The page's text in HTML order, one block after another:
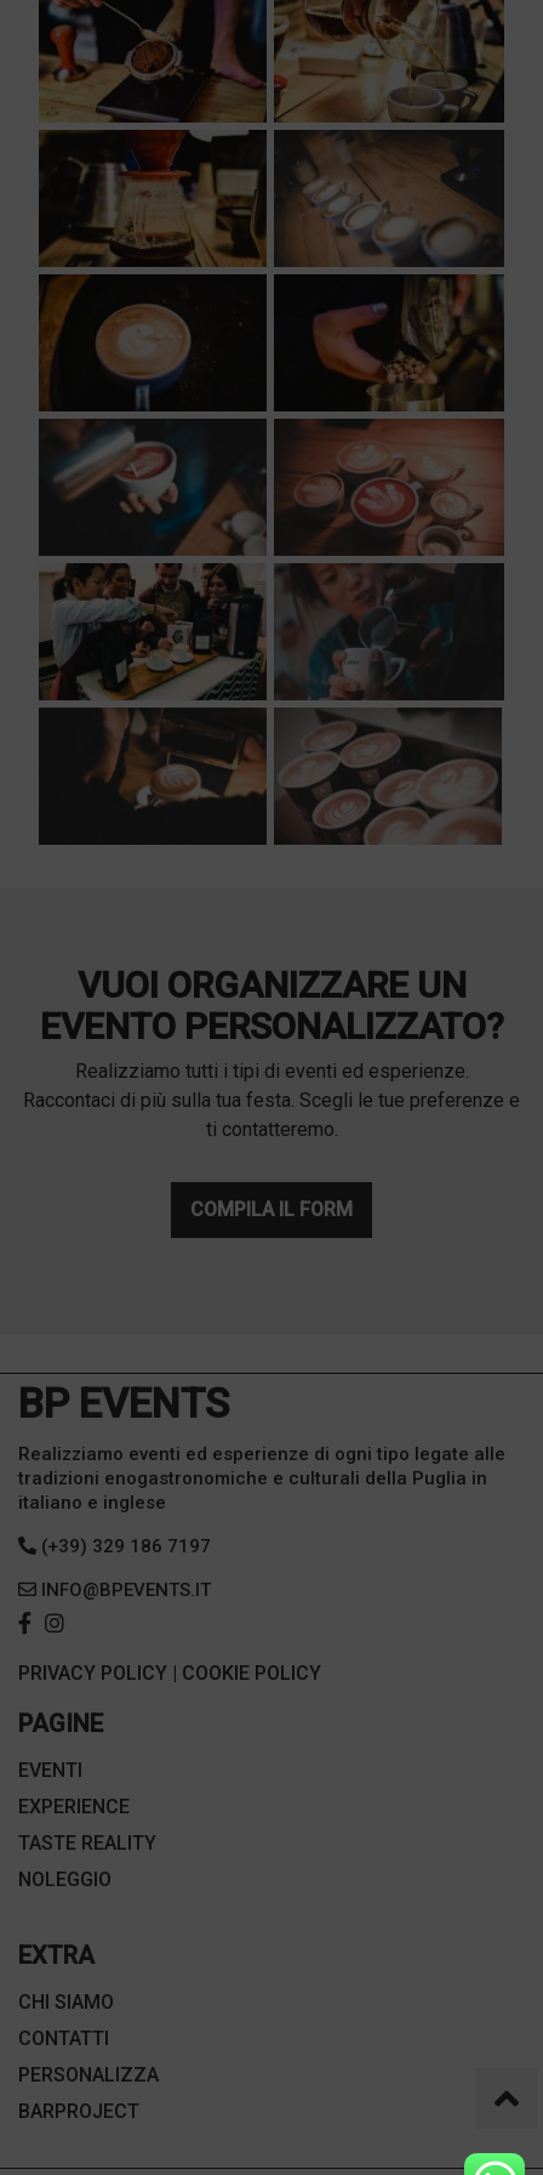
VUOI ORGANIZZARE UN
EVENTO PERSONALIZZATO?
Realizziamo tutti i tipi di eventi ed esperienze.
Raccontaci di più sulla tua festa. Scegli le tue preferenze e
ti contatteremo.
COMPILA IL FORM
BP EVENTS
Realizziamo eventi ed esperienze di ogni tipo legate alle
tradizioni enogastronomiche e culturali della Puglia in
italiano e inglese
(+39) 329 186 7197
INFO@BPEVENTS.IT
PRIVACY POLICY COOKIE POLICY
PAGINE
EVENTI
EXPERIENCE
TASTE REALITY
NOLEGGIO
EXTRA
CHI SIAMO
CONTATTI
PERSONALIZZA
BARPROJECT